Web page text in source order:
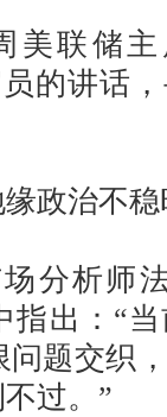
美联储
员的讲话
政治不
场分析师
指出：“
题交织
过。”